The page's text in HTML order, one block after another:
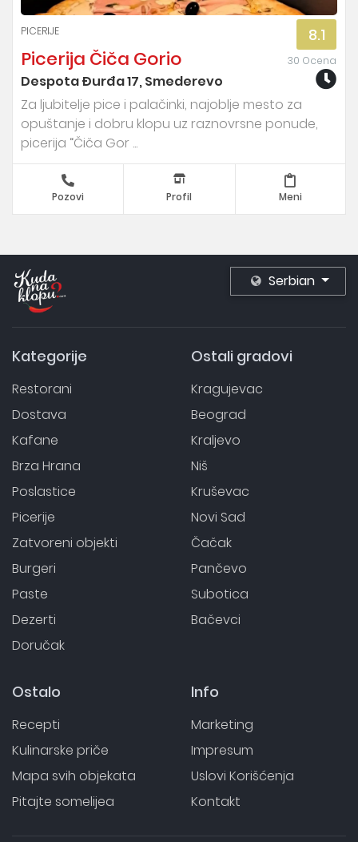
8.1
30 Ocena
PICERIJE
Picerija Čiča Gorio
Despota Đurđa 17, Smederevo
Za ljubitelje pice i palačinki, najoblje mesto za
opuštanje i dobru klopu uz raznovrsne ponude,
picerija “Čiča Gor ...
Pozovi Profil Meni
Serbian
Kategorije
Restorani
Dostava
Kafane
Brza Hrana
Poslastice
Picerije
Zatvoreni objekti
Burgeri
Paste
Dezerti
Doručak
Ostali gradovi
Kragujevac
Beograd
Kraljevo
Niš
Kruševac
Novi Sad
Čačak
Pančevo
Subotica
Bačevci
Ostalo
Recepti
Kulinarske priče
Mapa svih objekata
Pitajte somelijea
Info
Marketing
Impresum
Uslovi Korišćenja
Kontakt